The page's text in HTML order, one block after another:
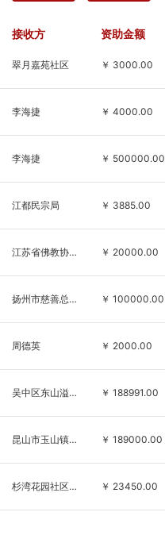
接收方 资助金额
翠月嘉苑社区 ￥ 3000.00
李海捷 ￥ 4000.00
李海捷 ￥ 500000.00
江都民宗局 ￥ 3885.00
江苏省佛教协会 ￥ 20000.00
扬州市慈善总会 ￥ 100000.00
周德英 ￥ 2000.00
吴中区东山溢恒水产品经营部 ￥ 188991.00
昆山市玉山镇玉泉水产良种场 ￥ 189000.00
杉湾花园社区、连福社区、树人苑社区等 ￥ 23450.00